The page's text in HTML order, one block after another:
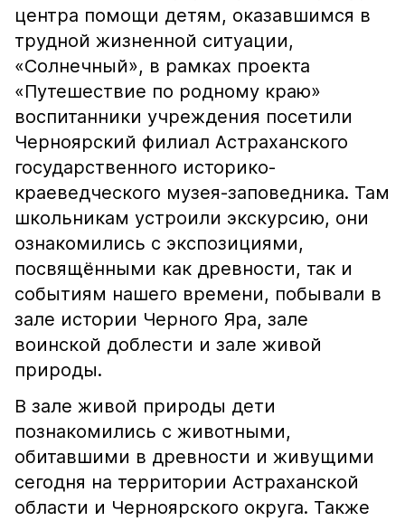
центра помощи детям, оказавшимся в
трудной жизненной ситуации,
«Солнечный», в рамках проекта
«Путешествие по родному краю»
воспитанники учреждения посетили
Черноярский филиал Астраханского
государственного историко-
краеведческого музея-заповедника. Там
школьникам устроили экскурсию, они
ознакомились с экспозициями,
посвящёнными как древности, так и
событиям нашего времени, побывали в
зале истории Черного Яра, зале
воинской доблести и зале живой
природы.
В зале живой природы дети
познакомились с животными,
обитавшими в древности и живущими
сегодня на территории Астраханской
области и Черноярского округа. Также